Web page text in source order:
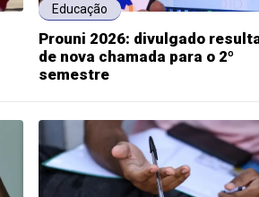
Educação
Prouni 2026: divulgado
de nova chamada para o 2º
semestre